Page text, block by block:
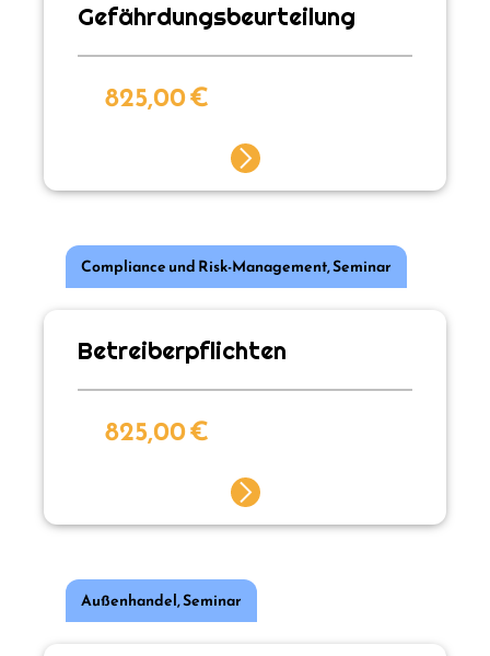
Gefährdungsbeurteilung
825,00€
Compliance und Risk-Management,Seminar
Betreiberpflichten
825,00€
Außenhandel,Seminar